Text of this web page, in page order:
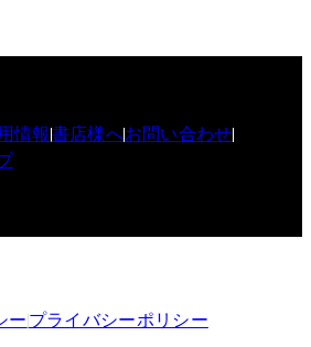
情報書店様へお問い合わせ
ープライバシーポリシー